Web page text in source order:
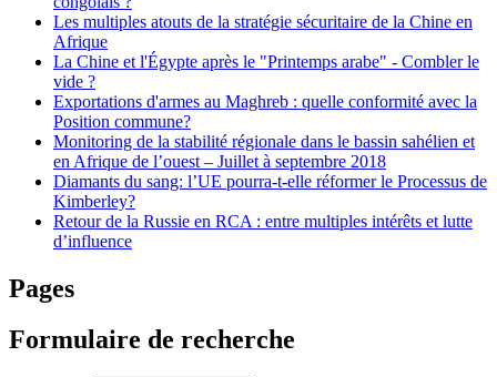
Les multiples atouts de la stratégie sécuritaire de la Chine en
Afrique
La Chine et l'Égypte après le "Printemps arabe" - Combler le
vide ?
Exportations d'armes au Maghreb : quelle conformité avec la
Position commune?
Monitoring de la stabilité régionale dans le bassin sahélien et
en Afrique de l’ouest – Juillet à septembre 2018
Diamants du sang: l’UE pourra-t-elle réformer le Processus de
Kimberley?
Retour de la Russie en RCA : entre multiples intérêts et lutte
d’influence
Pages
Formulaire de recherche